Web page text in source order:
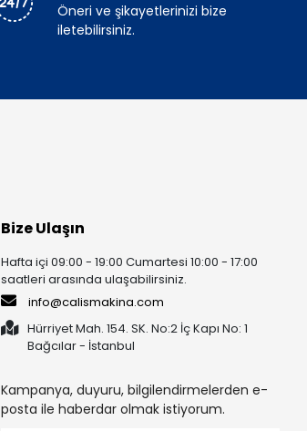
Öneri ve şikayetlerinizi bize
iletebilirsiniz.
Bize Ulaşın
Hafta içi 09:00 - 19:00 Cumartesi 10:00 - 17:00
saatleri arasında ulaşabilirsiniz.
info@calismakina.com
Hürriyet Mah. 154. SK. No:2 İç Kapı No: 1
Bağcılar - İstanbul
Kampanya, duyuru, bilgilendirmelerden e-
posta ile haberdar olmak istiyorum.